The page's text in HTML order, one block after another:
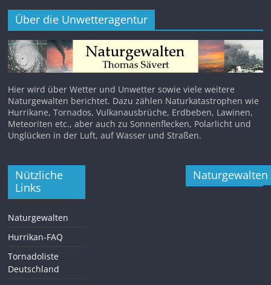
Über die Unwetteragentur
Hier wird über Wetter und Unwetter sowie viele weitere
Naturgewalten berichtet. Dazu zählen Naturkatastrophen wie
Hurrikane, Tornados, Vulkanausbrüche, Erdbeben, Lawinen,
Meteoriten etc., aber auch zu Sonnenflecken, Polarlicht und
Unglücken in der Luft, auf Wasser und Straßen.
Nützliche
Links
Naturgewalten
Hurrikan-FAQ
Tornadoliste
Deutschland
Naturgewalten